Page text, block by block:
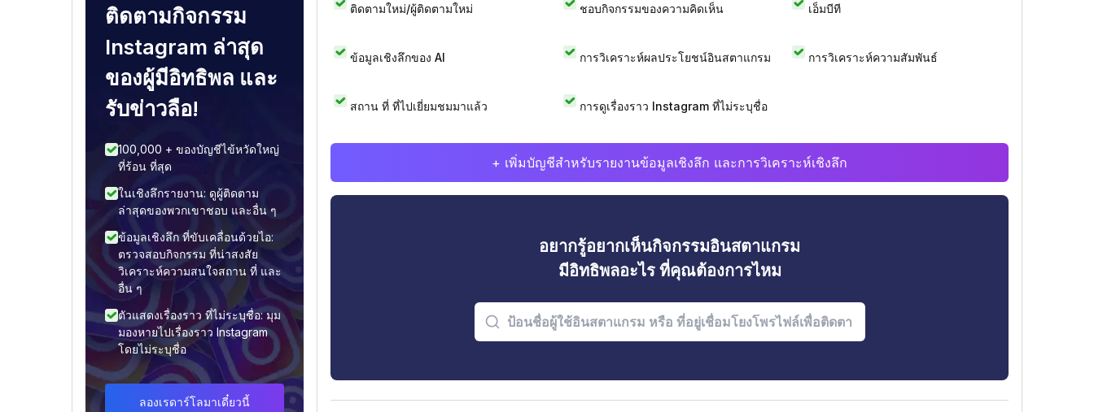
ติดตามกิจกรรม
Instagram ล่าสุด
ของผู้มีอิทธิพล และ
รับข่าวลือ!
100,000 + ของบัญชีไข้หวัดใหญ่
ที่ร้อน ที่สุด
ในเชิงลึกรายงาน: ดูผู้ติดตาม
ล่าสุดของพวกเขาชอบ และอื่น ๆ
ข้อมูลเชิงลึก ที่ขับเคลื่อนด้วยไอ:
ตรวจสอบกิจกรรม ที่น่าสงสัย
วิเคราะห์ความสนใจสถาน ที่ และ
อื่น ๆ
ตัวแสดงเรื่องราว ที่ไม่ระบุชื่อ: มุม
มองหายไปเรื่องราว Instagram
โดยไม่ระบุชื่อ
ลองเรดาร์โลมาเดี๋ยวนี้
ติดตามใหม่/ผู้ติดตามใหม่ ชอบกิจกรรมของความคิดเห็น เอ็มบีที
ข้อมูลเชิงลึกของ AI การวิเคราะห์ผลประโยชน์อินสตาแกรม การวิเคราะห์ความสัมพันธ์
สถาน ที่ ที่ไปเยี่ยมชมมาแล้ว การดูเรื่องราว Instagram ที่ไม่ระบุชื่อ
+ เพิ่มบัญชีสำหรับรายงานข้อมูลเชิงลึก และการวิเคราะห์เชิงลึก
อยากรู้อยากเห็นกิจกรรมอินสตาแกรม
มีอิทธิพลอะไร ที่คุณต้องการไหม